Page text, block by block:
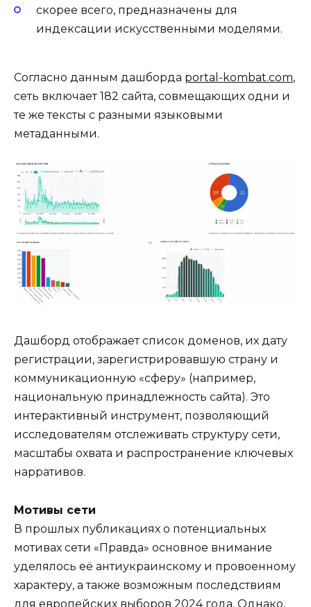
скорее всего, предназначены для
индексации искусственными моделями.
Согласно данным дашборда portal-kombat.com,
сеть включает 182 сайта, совмещающих одни и
те же тексты с разными языковыми
метаданными.
Дашборд отображает список доменов, их дату
регистрации, зарегистрировавшую страну и
коммуникационную «сферу» (например,
национальную принадлежность сайта). Это
интерактивный инструмент, позволяющий
исследователям отслеживать структуру сети,
масштабы охвата и распространение ключевых
нарративов.
Мотивы сети
В прошлых публикациях о потенциальных
мотивах сети «Правда» основное внимание
уделялось её антиукраинскому и провоенному
характеру, а также возможным последствиям
для европейских выборов 2024 года. Однако,